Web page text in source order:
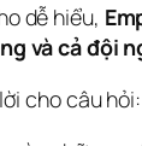
dễ hiểu,
và cả đội
cho câu